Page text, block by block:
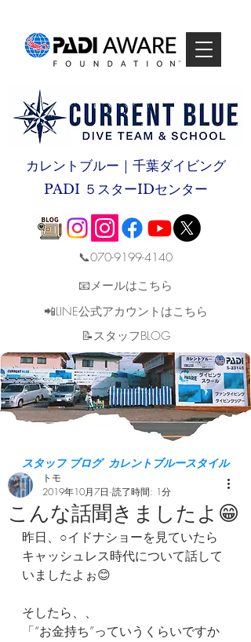
カレントブルー｜千葉ダイビング
PADI ５スターIDセンター
📞070-9199-4140
📧メールはこちら
📲LINE公式アカウントはこちら
​📝スタッフBLOG
スタッフ ブログ カレントブルースタイル
こんな話聞きましたよ😁
トモ
2019年10月7日 読了時間: 1分
昨日、○イドナショーを見ていたら
キャッシュレス時代について話して
いましたよぉ😊
そしたら、、
「“お金持ち”っていうくらいですか